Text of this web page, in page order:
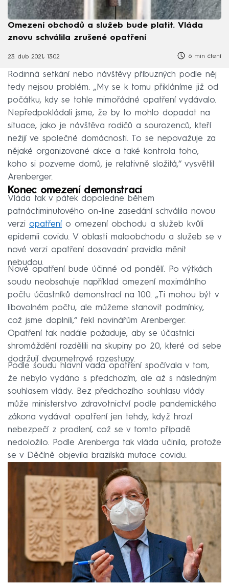
Omezení obchodů a služeb bude platit. Vláda
znovu schválila zrušené opatření
23. dub 2021, 13:02 6 min čtení
Rodinná setkání nebo návštěvy příbuzných podle něj
tedy nejsou problém. „My se k tomu přikláníme již od
počátku, kdy se tohle mimořádné opatření vydávalo.
Nepředpokládali jsme, že by to mohlo dopadat na
situace, jako je návštěva rodičů a sourozenců, kteří
nežijí ve společné domácnosti. To se nepovažuje za
nějaké organizované akce a také kontrola toho,
koho si pozveme domů, je relativně složitá,“ vysvětlil
Arenberger.
Konec omezení demonstrací
Vláda tak v pátek dopoledne během
patnáctiminutového on-line zasedání schválila novou
verzi opatření o omezení obchodu a služeb kvůli
epidemii covidu. V oblasti maloobchodu a služeb se v
nové verzi opatření dosavadní pravidla měnit
nebudou.
Nové opatření bude účinné od pondělí. Po výtkách
soudu neobsahuje například omezení maximálního
počtu účastníků demonstrací na 100. „Ti mohou být v
libovolném počtu, ale můžeme stanovit podmínky,
což jsme doplnili,“ řekl novinářům Arenberger.
Opatření tak nadále požaduje, aby se účastníci
shromáždění rozdělili na skupiny po 20, které od sebe
dodržují dvoumetrové rozestupy.
Podle soudu hlavní vada opatření spočívala v tom,
že nebylo vydáno s předchozím, ale až s následným
souhlasem vlády. Bez předchozího souhlasu vlády
může ministerstvo zdravotnictví podle pandemického
zákona vydávat opatření jen tehdy, když hrozí
nebezpečí z prodlení, což se v tomto případě
nedoložilo. Podle Arenberga tak vláda učinila, protože
se v Děčíně objevila brazilská mutace covidu.